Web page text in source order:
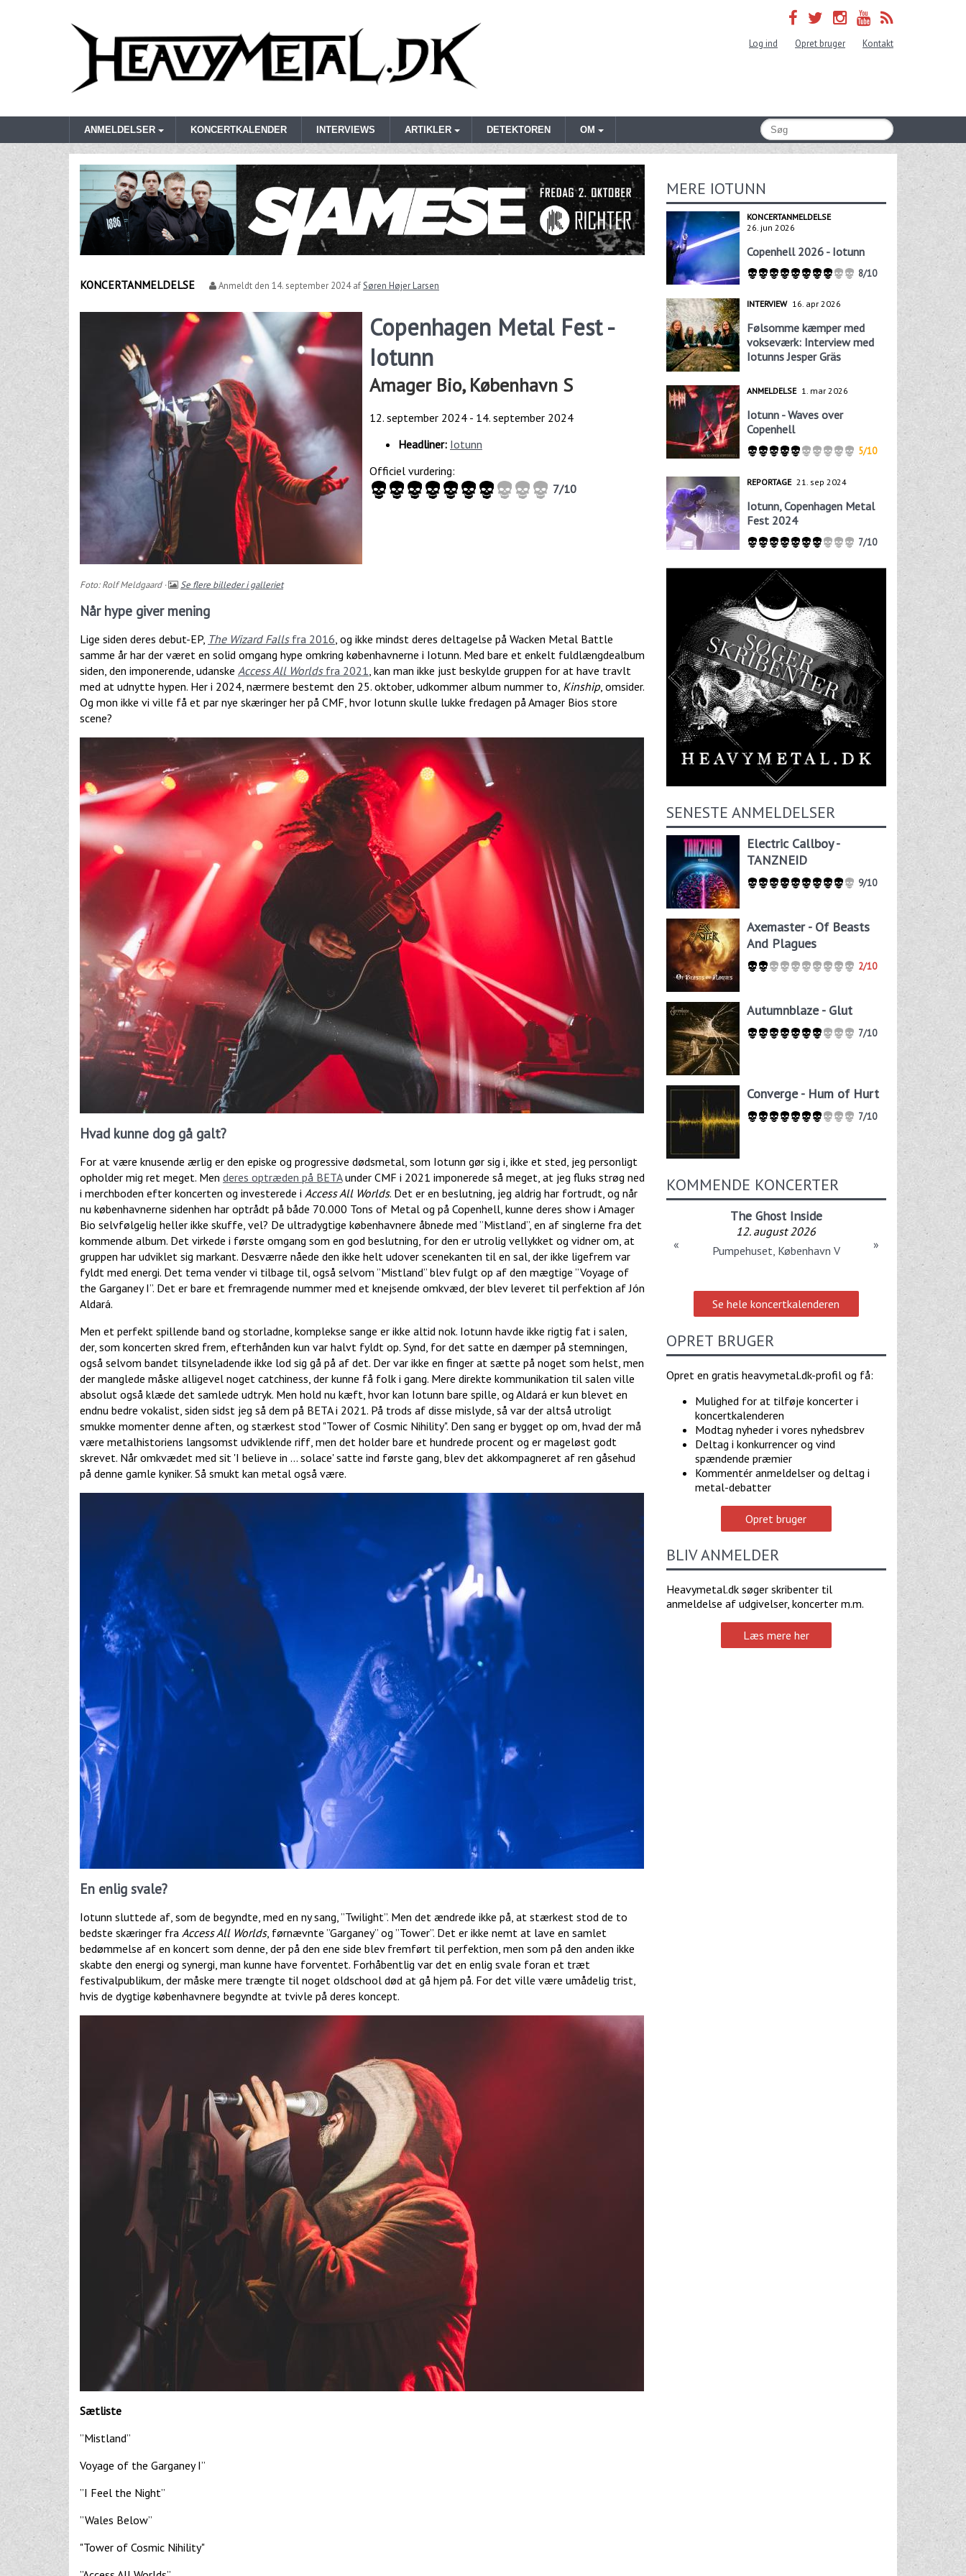
Log ind Opret bruger Kontakt
ANMELDELSER KONCERTKALENDER INTERVIEWS ARTIKLER DETEKTOREN OM
KONCERTANMELDELSE Anmeldt den 14. september 2024afSøren Højer Larsen
Foto: Rolf Meldgaard · Se flere billeder i galleriet
Copenhagen Metal Fest -
Iotunn
Amager Bio, København S
12. september 2024- 14. september 2024
Headliner: Iotunn
Officiel vurdering:
7/10
Når hype giver mening
Lige siden deres debut-EP, The Wizard Fallsfra 2016 , og ikke mindst deres deltagelse på Wacken Metal Battle
samme år har der været en solid omgang hype omkring københavnerne i Iotunn. Med bare et enkelt fuldlængdealbum
siden, den imponerende, udanske Access All Worldsfra 2021 , kan man ikke just beskylde gruppen for at have travlt
med at udnytte hypen. Her i 2024, nærmere bestemt den 25. oktober, udkommer album nummer to, Kinship, omsider.
Og mon ikke vi ville få et par nye skæringer her på CMF, hvor Iotunn skulle lukke fredagen på Amager Bios store
scene?
Hvad kunne dog gå galt?
For at være knusende ærlig er den episke og progressive dødsmetal, som Iotunn gør sig i, ikke et sted, jeg personligt
opholder mig ret meget. Men deres optræden på BETAunder CMF i 2021 imponerede så meget, at jeg fluks strøg ned
i merchboden efter koncerten og investerede i Access All Worlds. Det er en beslutning, jeg aldrig har fortrudt, og når
nu københavnerne sidenhen har optrådt på både 70.000 Tons of Metal og på Copenhell, kunne deres show i Amager
Bio selvfølgelig heller ikke skuffe, vel? De ultradygtige københavnere åbnede med ”Mistland”, en af singlerne fra det
kommende album. Det virkede i første omgang som en god beslutning, for den er utrolig vellykket og vidner om, at
gruppen har udviklet sig markant. Desværre nåede den ikke helt udover scenekanten til en sal, der ikke ligefrem var
fyldt med energi. Det tema vender vi tilbage til, også selvom ”Mistland” blev fulgt op af den mægtige ”Voyage of
the Garganey I”. Det er bare et fremragende nummer med et knejsende omkvæd, der blev leveret til perfektion af Jón
Aldará.
Men et perfekt spillende band og storladne, komplekse sange er ikke altid nok. Iotunn havde ikke rigtig fat i salen,
der, som koncerten skred frem, efterhånden kun var halvt fyldt op. Synd, for det satte en dæmper på stemningen,
også selvom bandet tilsyneladende ikke lod sig gå på af det. Der var ikke en finger at sætte på noget som helst, men
der manglede måske alligevel noget catchiness, der kunne få folk i gang. Mere direkte kommunikation til salen ville
absolut også klæde det samlede udtryk. Men hold nu kæft, hvor kan Iotunn bare spille, og Aldará er kun blevet en
endnu bedre vokalist, siden sidst jeg så dem på BETA i 2021. På trods af disse mislyde, så var der altså utroligt
smukke momenter denne aften, og stærkest stod "Tower of Cosmic Nihility". Den sang er bygget op om, hvad der må
være metalhistoriens langsomst udviklende riff, men det holder bare et hundrede procent og er mageløst godt
skrevet. Når omkvædet med sit 'I believe in ... solace' satte ind første gang, blev det akkompagneret af ren gåsehud
på denne gamle kyniker. Så smukt kan metal også være.
En enlig svale?
Iotunn sluttede af, som de begyndte, med en ny sang, ”Twilight”. Men det ændrede ikke på, at stærkest stod de to
bedste skæringer fra Access All Worlds, førnævnte ”Garganey” og ”Tower”. Det er ikke nemt at lave en samlet
bedømmelse af en koncert som denne, der på den ene side blev fremført til perfektion, men som på den anden ikke
skabte den energi og synergi, man kunne have forventet. Forhåbentlig var det en enlig svale foran et træt
festivalpublikum, der måske mere trængte til noget oldschool død at gå hjem på. For det ville være umådelig trist,
hvis de dygtige københavnere begyndte at tvivle på deres koncept.
Sætliste
”Mistland”
Voyage of the Garganey I”
”I Feel the Night”
”Wales Below”
"Tower of Cosmic Nihility"
MERE IOTUNN
KONCERTANMELDELSE
26. jun 2026
Copenhell 2026 - Iotunn
8/10
INTERVIEW 16. apr 2026
Følsomme kæmper med
vokseværk: Interview med
Iotunns Jesper Gräs
ANMELDELSE 1. mar 2026
Iotunn - Waves over
Copenhell
5/10
REPORTAGE 21. sep 2024
Iotunn, Copenhagen Metal
Fest 2024
7/10
SENESTE ANMELDELSER
Electric Callboy -
TANZNEID
9/10
Axemaster - Of Beasts
And Plagues
2/10
Autumnblaze - Glut
7/10
Converge - Hum of Hurt
7/10
KOMMENDE KONCERTER
The Ghost Inside
12. august 2026
Pumpehuset, København V
« »
Se hele koncertkalenderen
OPRET BRUGER
Opret en gratis heavymetal.dk-profil og få:
Mulighed for at tilføje koncerter i
koncertkalenderen
Modtag nyheder i vores nyhedsbrev
Deltag i konkurrencer og vind
spændende præmier
Kommentér anmeldelser og deltag i
metal-debatter
Opret bruger
BLIV ANMELDER
Heavymetal.dk søger skribenter til
anmeldelse af udgivelser, koncerter m.m.
Læs mere her